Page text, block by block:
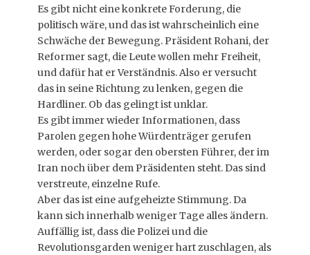
Es gibt nicht eine konkrete Forderung, die
politisch wäre, und das ist wahrscheinlich eine
Schwäche der Bewegung. Präsident Rohani, der
Reformer sagt, die Leute wollen mehr Freiheit,
und dafür hat er Verständnis. Also er versucht
das in seine Richtung zu lenken, gegen die
Hardliner. Ob das gelingt ist unklar.
Es gibt immer wieder Informationen, dass
Parolen gegen hohe Würdenträger gerufen
werden, oder sogar den obersten Führer, der im
Iran noch über dem Präsidenten steht. Das sind
verstreute, einzelne Rufe.
Aber das ist eine aufgeheizte Stimmung. Da
kann sich innerhalb weniger Tage alles ändern.
Auffällig ist, dass die Polizei und die
Revolutionsgarden weniger hart zuschlagen, als